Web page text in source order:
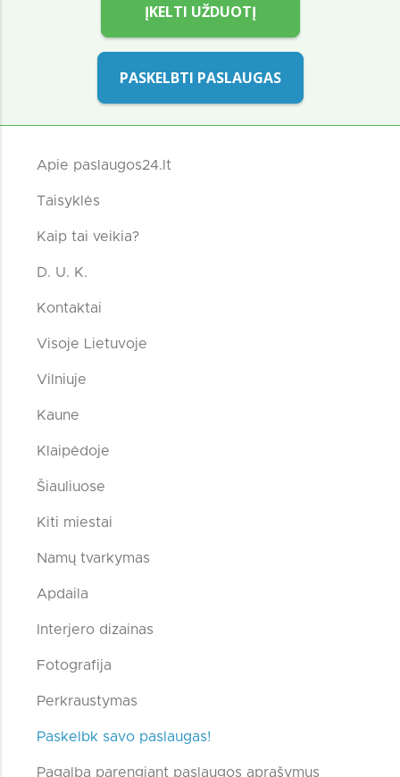
ĮKELTI UŽDUOTĮ
PASKELBTI PASLAUGAS
Apie paslaugos24.lt
Taisyklės
Kaip tai veikia?
D. U. K.
Kontaktai
Visoje Lietuvoje
Vilniuje
Kaune
Klaipėdoje
Šiauliuose
Kiti miestai
Namų tvarkymas
Apdaila
Interjero dizainas
Fotografija
Perkraustymas
Paskelbk savo paslaugas!
Pagalba parengiant paslaugos aprašymus